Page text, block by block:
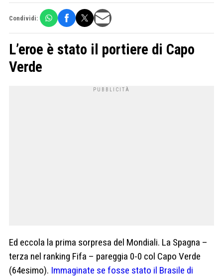
Condividi:
L’eroe è stato il portiere di Capo
Verde
Ed eccola la prima sorpresa del Mondiali. La Spagna –
terza nel ranking Fifa – pareggia 0-0 col Capo Verde
(64esimo). Immaginate se fosse stato il Brasile di